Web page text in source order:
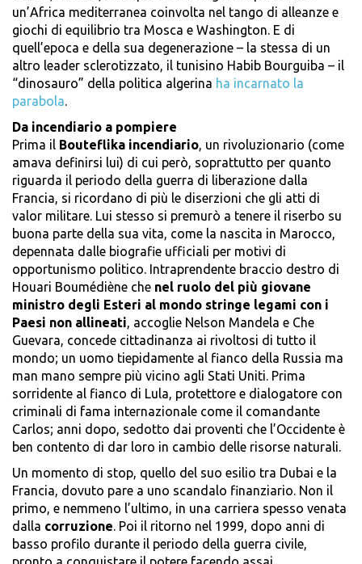
un’Africa mediterranea coinvolta nel tango di alleanze e
giochi di equilibrio tra Mosca e Washington. E di
quell’epoca e della sua degenerazione – la stessa di un
altro leader sclerotizzato, il tunisino Habib Bourguiba – il
“dinosauro” della politica algerina ha incarnato la
parabola.
Da incendiario a pompiere
Prima il Bouteflika incendiario, un rivoluzionario (come
amava definirsi lui) di cui però, soprattutto per quanto
riguarda il periodo della guerra di liberazione dalla
Francia, si ricordano di più le diserzioni che gli atti di
valor militare. Lui stesso si premurò a tenere il riserbo su
buona parte della sua vita, come la nascita in Marocco,
depennata dalle biografie ufficiali per motivi di
opportunismo politico. Intraprendente braccio destro di
Houari Boumédiène che nel ruolo del più giovane
ministro degli Esteri al mondo stringe legami con i
Paesi non allineati, accoglie Nelson Mandela e Che
Guevara, concede cittadinanza ai rivoltosi di tutto il
mondo; un uomo tiepidamente al fianco della Russia ma
man mano sempre più vicino agli Stati Uniti. Prima
sorridente al fianco di Lula, protettore e dialogatore con
criminali di fama internazionale come il comandante
Carlos; anni dopo, sedotto dai proventi che l’Occidente è
ben contento di dar loro in cambio delle risorse naturali.
Un momento di stop, quello del suo esilio tra Dubai e la
Francia, dovuto pare a uno scandalo finanziario. Non il
primo, e nemmeno l’ultimo, in una carriera spesso venata
dalla corruzione. Poi il ritorno nel 1999, dopo anni di
basso profilo durante il periodo della guerra civile,